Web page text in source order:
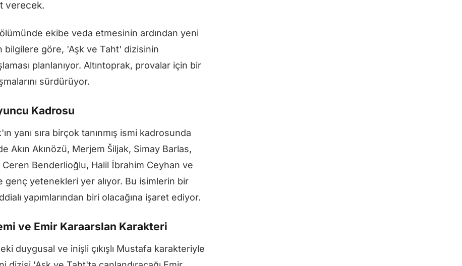
verecek.
ekibe veda etmesinin ardından yeni
bilgilere göre, 'Aşk ve Taht' dizisinin
planlanıyor. Altıntoprak, provalar için bir
sürdürüyor.
Kadrosu
yanı sıra birçok tanınmış ismi kadrosunda
Akın Akınözü, Merjem Šiljak, Simay Barlas,
Benderlioğlu, Halil İbrahim Ceyhan ve
yetenekleri yer alıyor. Bu isimlerin bir
yapımlarından biri olacağına işaret ediyor.
ve Emir Karaarslan Karakteri
duygusal ve inişli çıkışlı Mustafa karakteriyle